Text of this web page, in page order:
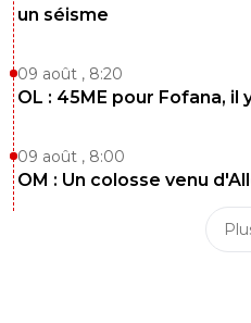
un séisme
09 août , 8:20
OL : 45ME pour Fofana,
09 août , 8:00
OM : Un colosse venu